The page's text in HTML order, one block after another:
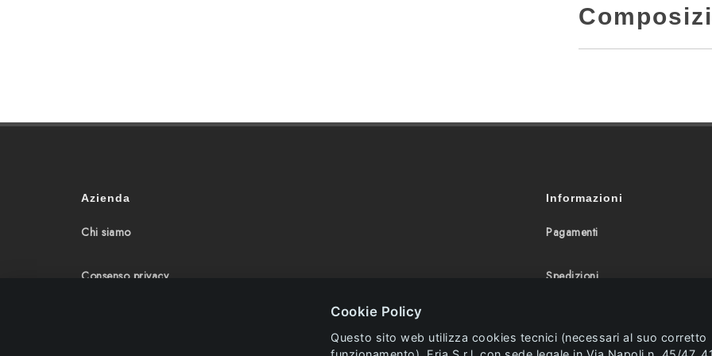
Azienda
Chi siamo
Consenso privacy
Informazioni
Pagamenti
Spedizioni
Cookie Policy
Questo sito web utilizza cookies tecnici (necessari al suo corretto